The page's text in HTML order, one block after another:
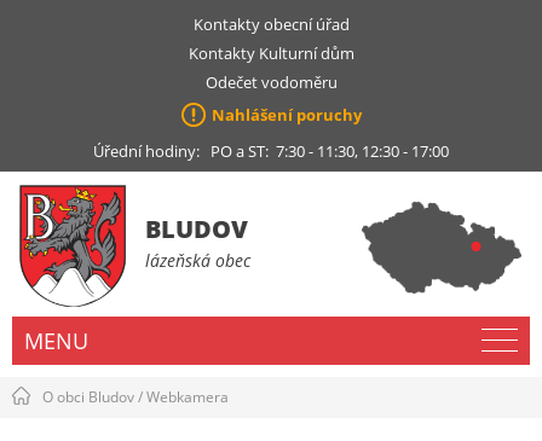
Kontakty obecní úřad
Kontakty Kulturní dům
Odečet vodoměru
Nahlášení poruchy
Úřední hodiny: PO a ST: 7:30 - 11:30, 12:30 - 17:00
BLUDOV
lázeňská obec
MENU
O obci Bludov/Webkamera